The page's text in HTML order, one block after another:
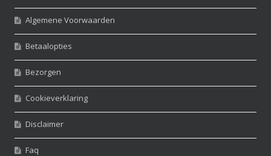
Algemene Voorwaarden
Betaalopties
Bezorgen
Cookieverklaring
Disclaimer
Faq